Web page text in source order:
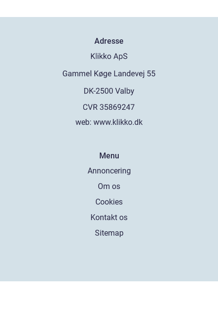
Adresse
web: www.klikko.dk
Menu
Annoncering
Om os
Cookies
Kontakt os
Sitemap